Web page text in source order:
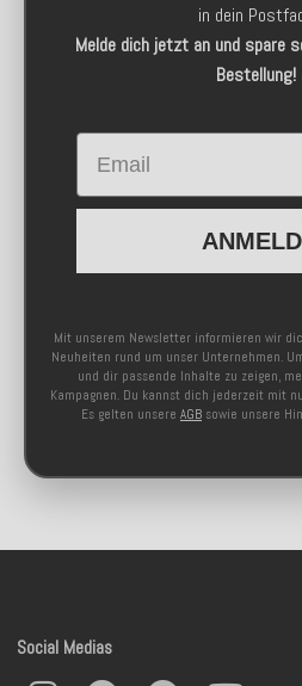
in dein
Melde dich jetzt an und spare
Bestellung!
Email
Mit unserem Newsletter informieren wir
Neuheiten rund um unser Unternehmen.
und dir passende Inhalte zu zeigen,
Kampagnen. Du kannst dich jederzeit mit
Es gelten unsere AGB sowie unsere
Social Medias